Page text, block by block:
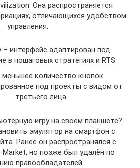
Она распространяется
отличающихся удобством
управления:
– интерфейс адаптирован под
в пошаговых стратегиях и RTS.
меньшее количество кнопок
под проекты с видом от
третьего лица.
игру на своём планшете?
эмулятор на смартфон с
Ранее он распространялся с
но позже был удалён по
правообладателей.